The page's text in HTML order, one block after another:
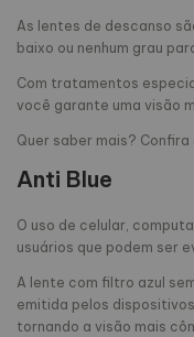
As lentes de descanso
baixo ou nenhum grau
Com tratamentos
você garante uma visão
Quer saber mais? Confira
Anti Blue
O uso de celular,
usuários que podem ser
A lente com filtro azul
emitida pelos
tornando a visão mais